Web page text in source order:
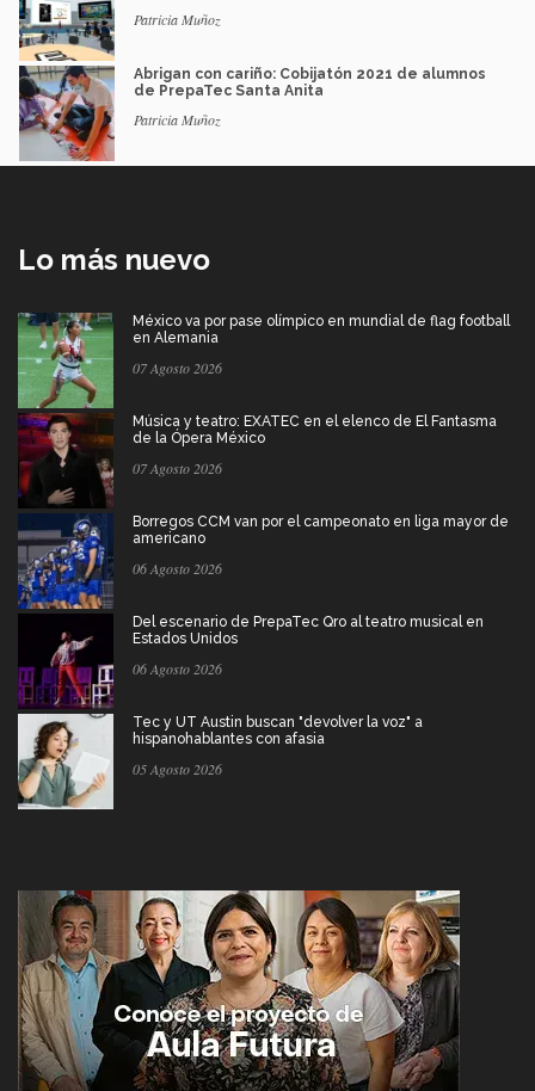
Patricia Muñoz
Abrigan con cariño: Cobijatón 2021 de alumnos
de PrepaTec Santa Anita
Patricia Muñoz
Lo más nuevo
México va por pase olímpico en mundial de flag football
en Alemania
07 Agosto 2026
Música y teatro: EXATEC en el elenco de El Fantasma
de la Ópera México
07 Agosto 2026
Borregos CCM van por el campeonato en liga mayor de
americano
06 Agosto 2026
Del escenario de PrepaTec Qro al teatro musical en
Estados Unidos
06 Agosto 2026
Tec y UT Austin buscan "devolver la voz" a
hispanohablantes con afasia
05 Agosto 2026